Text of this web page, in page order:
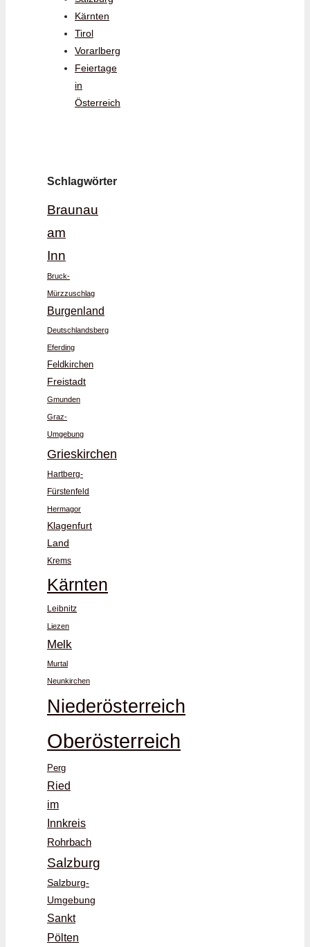
Kärnten
Tirol
Vorarlberg
Feiertage
in
Österreich
Schlagwörter
Braunau
am
Inn
Bruck-
Mürzzuschlag
Burgenland
Deutschlandsberg
Eferding
Feldkirchen
Freistadt
Gmunden
Graz-
Umgebung
Grieskirchen
Hartberg-
Fürstenfeld
Hermagor
Klagenfurt
Land
Krems
Kärnten
Leibnitz
Liezen
Melk
Murtal
Neunkirchen
Niederösterreich
Oberösterreich
Perg
Ried
im
Innkreis
Rohrbach
Salzburg
Salzburg-
Umgebung
Sankt
Pölten